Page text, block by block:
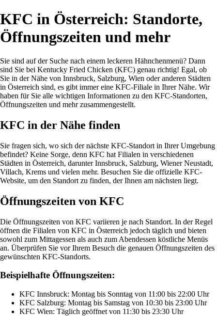
KFC in Österreich: Standorte,
Öffnungszeiten und mehr
Sie sind auf der Suche nach einem leckeren Hähnchenmenü? Dann
sind Sie bei Kentucky Fried Chicken (KFC) genau richtig! Egal, ob
Sie in der Nähe von Innsbruck, Salzburg, Wien oder anderen Städten
in Österreich sind, es gibt immer eine KFC-Filiale in Ihrer Nähe. Wir
haben für Sie alle wichtigen Informationen zu den KFC-Standorten,
Öffnungszeiten und mehr zusammengestellt.
KFC in der Nähe finden
Sie fragen sich, wo sich der nächste KFC-Standort in Ihrer Umgebung
befindet? Keine Sorge, denn KFC hat Filialen in verschiedenen
Städten in Österreich, darunter Innsbruck, Salzburg, Wiener Neustadt,
Villach, Krems und vielen mehr. Besuchen Sie die offizielle KFC-
Website, um den Standort zu finden, der Ihnen am nächsten liegt.
Öffnungszeiten von KFC
Die Öffnungszeiten von KFC variieren je nach Standort. In der Regel
öffnen die Filialen von KFC in Österreich jedoch täglich und bieten
sowohl zum Mittagessen als auch zum Abendessen köstliche Menüs
an. Überprüfen Sie vor Ihrem Besuch die genauen Öffnungszeiten des
gewünschten KFC-Standorts.
Beispielhafte Öffnungszeiten:
KFC Innsbruck: Montag bis Sonntag von 11:00 bis 22:00 Uhr
KFC Salzburg: Montag bis Samstag von 10:30 bis 23:00 Uhr
KFC Wien: Täglich geöffnet von 11:30 bis 23:30 Uhr